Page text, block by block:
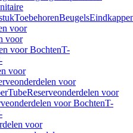
ToebehorenBeugels
voor
voor
voor BochtenT-
voor
voor
Reserveonderdelen voor
voor BochtenT-
voor